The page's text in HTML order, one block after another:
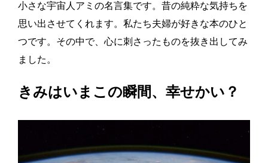
小さな宇宙人アミの名言集です。昔の純粋な気持ちを
思い出させてくれます。私たち夫婦が好きな本のひと
つです。その中で、心に刺さったものを抜き出してみ
ました。
きみはいまこの瞬間、幸せかい？